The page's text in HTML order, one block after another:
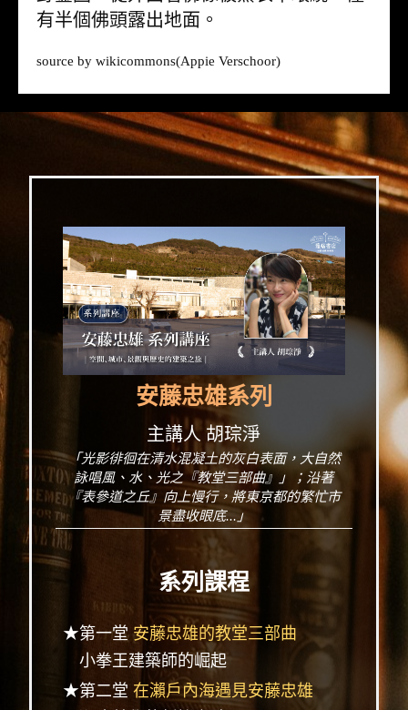
有半個佛頭露出地面。
source by wikicommons(Appie Verschoor)
安藤忠雄系列
主講人 胡琮淨
「光影徘徊在清水混凝土的灰白表面，大自然
詠唱風、水、光之『教堂三部曲』」；沿著
『表參道之丘』向上慢行，將東京都的繁忙市
景盡收眼底...」
系列課程
★第一堂 安藤忠雄的教堂三部曲
小拳王建築師的崛起
★第二堂 在瀨戶內海遇見安藤忠雄